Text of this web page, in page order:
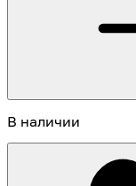
В наличии